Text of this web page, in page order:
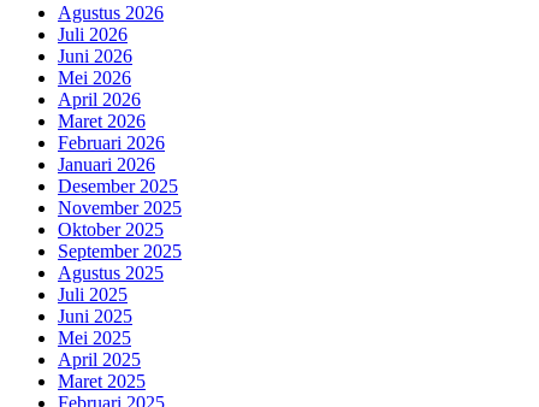
Agustus 2026
Juli 2026
Juni 2026
Mei 2026
April 2026
Maret 2026
Februari 2026
Januari 2026
Desember 2025
November 2025
Oktober 2025
September 2025
Agustus 2025
Juli 2025
Juni 2025
Mei 2025
April 2025
Maret 2025
Februari 2025